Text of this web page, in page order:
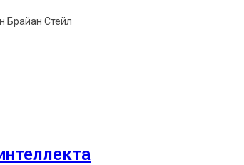
Брайан Стейл